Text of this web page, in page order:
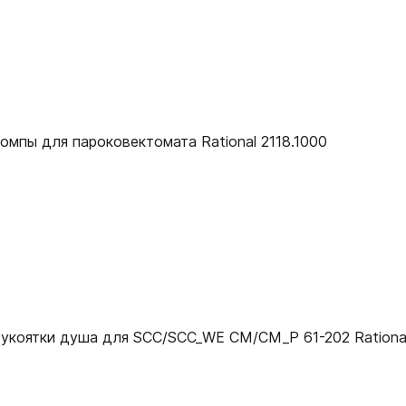
40.03.348
для пароковектомата Rational 2118.1000
душа для SCC/SCC_WE CM/CM_P 61-202